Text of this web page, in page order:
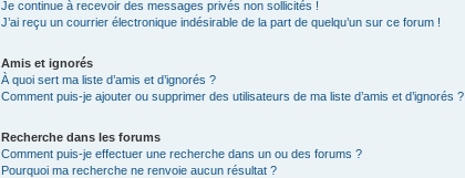
Je continue à recevoir des messages privés non sollicités !
J’ai reçu un courrier électronique indésirable de la part de quelqu’un sur ce forum !
Amis et ignorés
À quoi sert ma liste d’amis et d’ignorés ?
Comment puis-je ajouter ou supprimer des utilisateurs de ma liste d’amis et d’ignorés ?
Recherche dans les forums
Comment puis-je effectuer une recherche dans un ou des forums ?
Pourquoi ma recherche ne renvoie aucun résultat ?